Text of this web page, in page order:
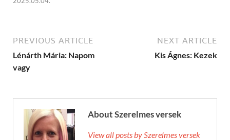
PREVIOUS ARTICLE
Lénárth Mária: Napom
vagy
NEXT ARTICLE
Kis Ágnes: Kezek
About Szerelmes versek
View all posts by Szerelmes versek